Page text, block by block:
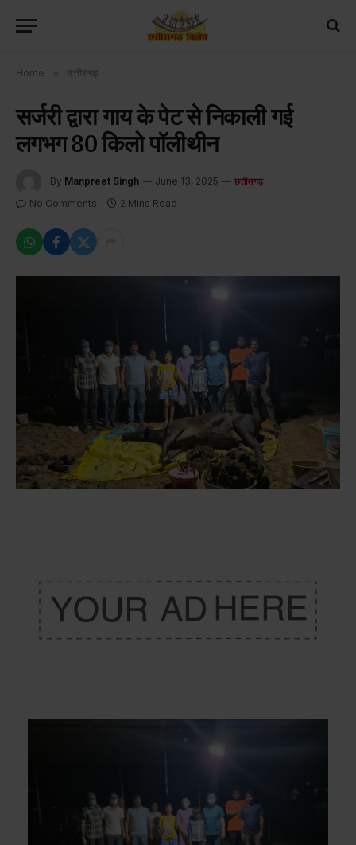
Home छत्तीसगढ़
सर्जरी द्वारा गाय के पेट से निकाली गई
लगभग 80 किलो पॉलीथीन
By Manpreet Singh June 13, 2025 छत्तीसगढ़
No Comments 2 Mins Read